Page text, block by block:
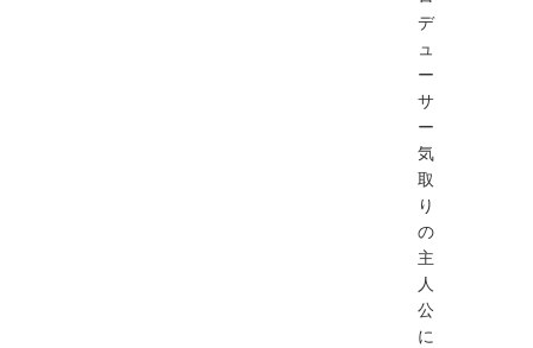
デ
ュ
ー
サ
ー
気
取
り
の
主
人
公
に